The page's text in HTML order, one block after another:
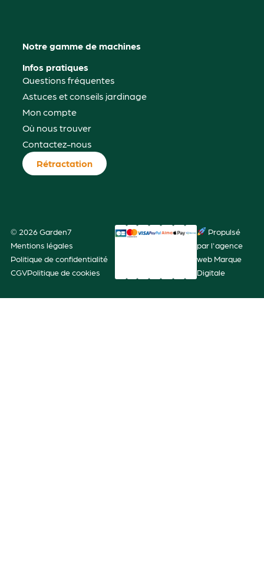
Notre gamme de machines
Infos pratiques
Questions fréquentes
Astuces et conseils jardinage
Mon compte
Où nous trouver
Contactez-nous
Rétractation
© 2026 Garden7
Mentions légales
Politique de confidentialité
CGVPolitique de cookies
Propulsé
par l'agence
web Marque
Digitale